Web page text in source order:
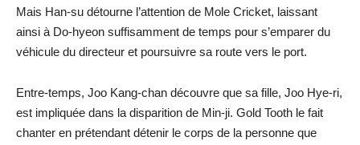
Mais Han-su détourne l’attention de Mole Cricket, laissant
ainsi à Do-hyeon suffisamment de temps pour s’emparer du
véhicule du directeur et poursuivre sa route vers le port.
Entre-temps, Joo Kang-chan découvre que sa fille, Joo Hye-ri,
est impliquée dans la disparition de Min-ji. Gold Tooth le fait
chanter en prétendant détenir le corps de la personne que